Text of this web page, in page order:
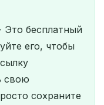
Это бесплатный
его, чтобы
свою
сохраните